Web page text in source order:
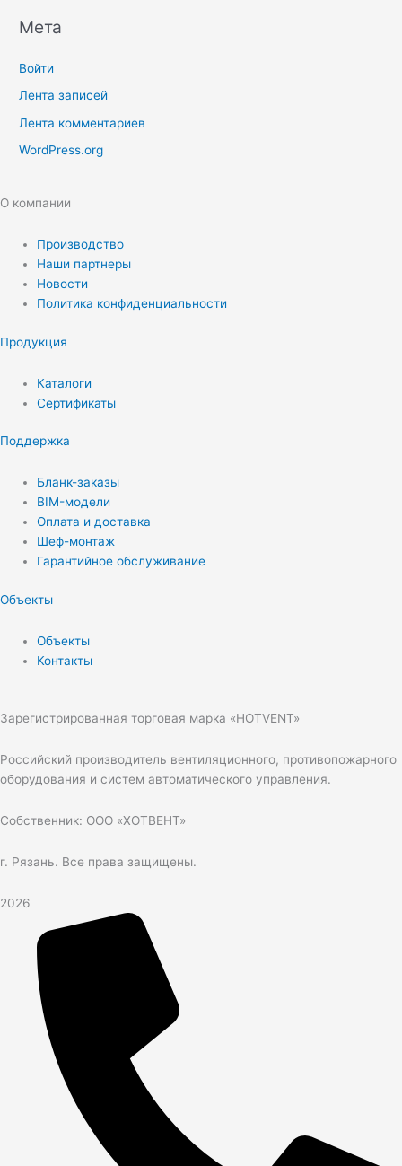
Мета
Войти
Лента записей
Лента комментариев
WordPress.org
О компании
Производство
Наши партнеры
Новости
Политика конфиденциальности
Продукция
Каталоги
Сертификаты
Поддержка
Бланк-заказы
BIM-модели
Оплата и доставка
Шеф-монтаж
Гарантийное обслуживание
Объекты
Объекты
Контакты
Зарегистрированная торговая марка «HOTVENT»
Российский производитель вентиляционного, противопожарного
оборудования и систем автоматического управления.
Собственник: ООО «ХОТВЕНТ»
г. Рязань. Все права защищены.
2026